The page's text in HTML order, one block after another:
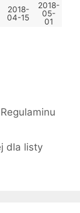
2018-
04-15
2018-
05-
01
dla listy